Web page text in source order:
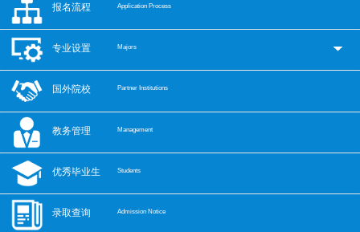
报名流程 Application Process
专业设置 Majors
国外院校 Partner Institutions
教务管理 Management
优秀毕业生 Students
录取查询 Admission Notice